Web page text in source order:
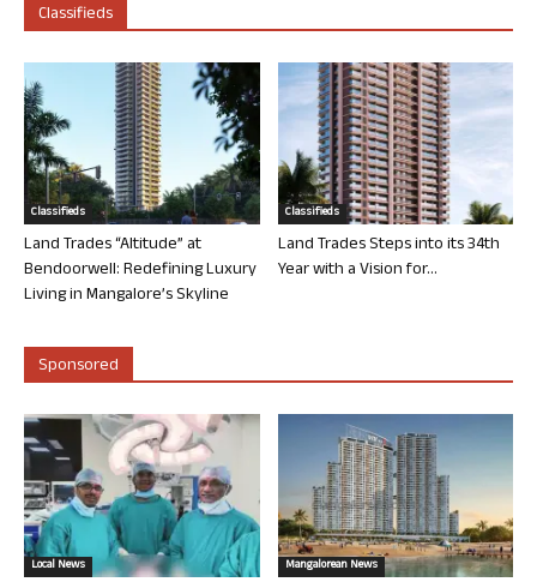
Classifieds
Classifieds
Land Trades “Altitude” at
Bendoorwell: Redefining Luxury
Living in Mangalore’s Skyline
Classifieds
Land Trades Steps into its 34th
Year with a Vision for...
Sponsored
Local News Mangalorean News